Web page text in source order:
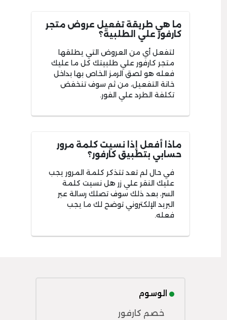
ما هي طريقة تفعيل عروض متجر
كارفور علي الطلبية؟
لتفعل أي من العروض التي يطلقها
متجر كارفور علي طلبيتك كل ما عليك
فعله هو لصق الرمز الخاص بها بداخل
خانة التفعيل، من ثم سوف تنخفض
تكلفة الطرد علي الفور.
ماذا أفعل إذا نسيت كلمة مرور
حسابي بتطبيق كارفور؟
في حال لم تعد تتذكر كلمة المرور يجب
عليك النقر علي زر هل نسيت كلمة
السر، بعد ذلك سوف تصلك رسالة عبر
البريد الإلكتروني توضح لك ما يجب
فعله.
الوسوم
خصم كارفور